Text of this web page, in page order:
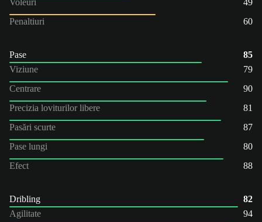
Penaltiuri
60
Pase
85
Viziune
79
Centrare
90
Precizia loviturilor libere
81
Pasări scurte
87
Pase lungi
80
Efect
88
Dribling
82
Agilitate
94